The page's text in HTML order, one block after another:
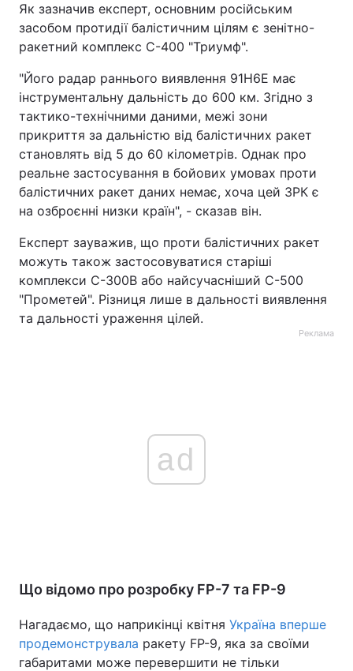
Як зазначив експерт, основним російським
засобом протидії балістичним цілям є зенітно-
ракетний комплекс С-400 "Триумф".
"Його радар раннього виявлення 91Н6Е має
інструментальну дальність до 600 км. Згідно з
тактико-технічними даними, межі зони
прикриття за дальністю від балістичних ракет
становлять від 5 до 60 кілометрів. Однак про
реальне застосування в бойових умовах проти
балістичних ракет даних немає, хоча цей ЗРК є
на озброєнні низки країн", - сказав він.
Експерт зауважив, що проти балістичних ракет
можуть також застосовуватися старіші
комплекси С-300В або найсучасніший С-500
"Прометей". Різниця лише в дальності виявлення
та дальності ураження цілей.
Реклама
ad
Що відомо про розробку FP-7 та FP-9
Нагадаємо, що наприкінці квітня Україна вперше
продемонструвала ракету FP-9, яка за своїми
габаритами може перевершити не тільки